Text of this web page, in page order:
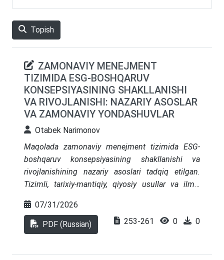
Topish
ZAMONAVIY MENEJMENT
TIZIMIDA ESG-BOSHQARUV
KONSEPSIYASINING SHAKLLANISHI
VA RIVOJLANISHI: NAZARIY ASOSLAR
VA ZAMONAVIY YONDASHUVLAR
Otabek Narimonov
Maqolada zamonaviy menejment tizimida ESG-
boshqaruv konsepsiyasining shakllanishi va
rivojlanishining nazariy asoslari tadqiq etilgan.
Tizimli, tarixiy-mantiqiy, qiyosiy usullar va ilmiy
korporativ ijtimoiy mas’uliyat va manfaatdor
tomonlar nazariyasidan integratsiyalashgan
strategik boshqaruv tizimigacha bo‘lgan
07/31/2026
PDF (Russian) 253-261 0 0